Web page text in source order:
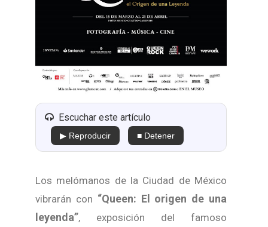
Escuchar este artículo
▶ Reproducir ■ Detener
Los melómanos de la Ciudad de México
vibrarán con “Queen: El origen de una
leyenda”, exposición del famoso